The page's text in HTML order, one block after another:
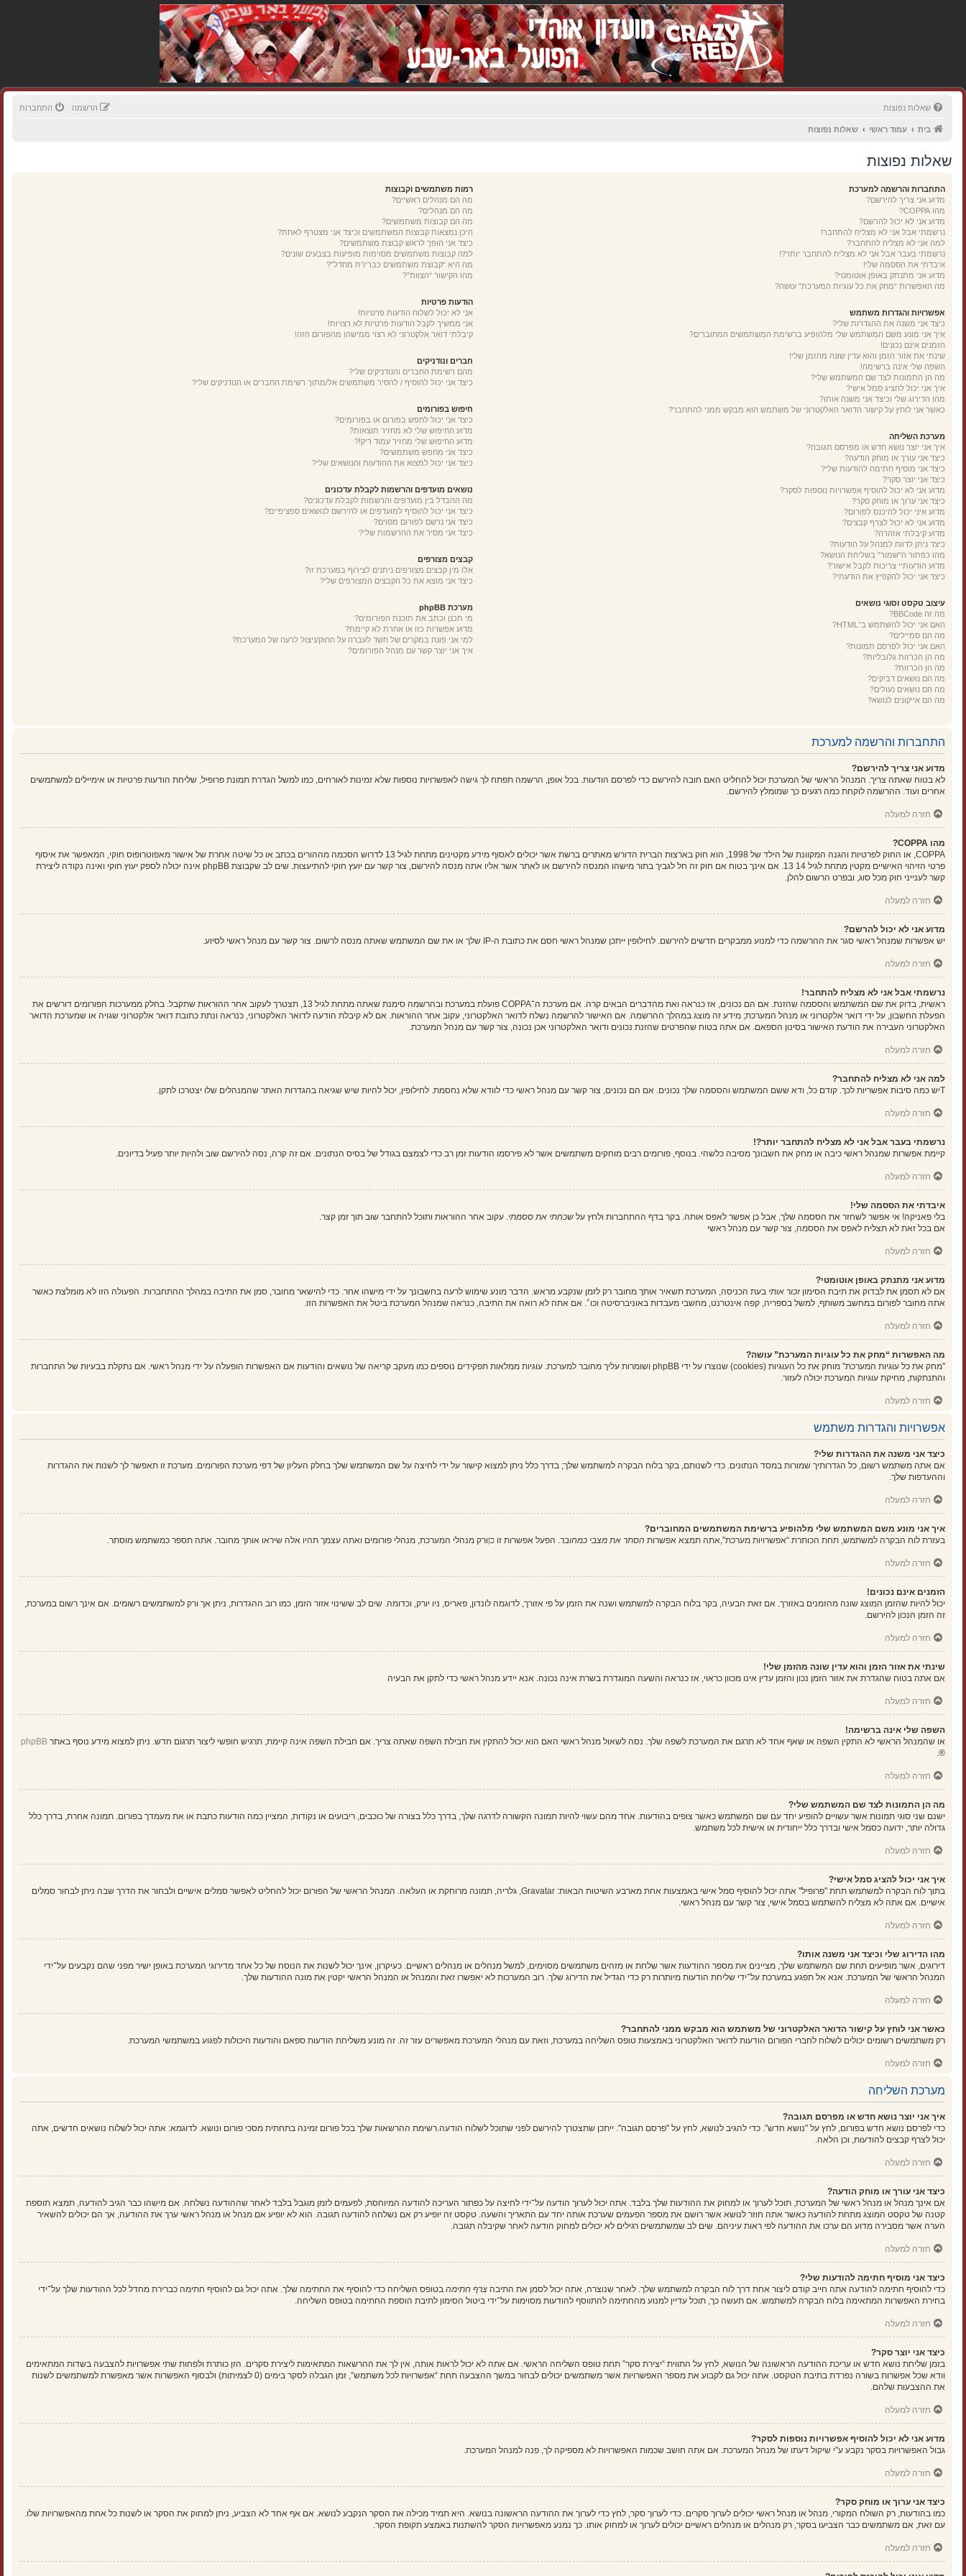
שאלות נפוצות התחברות הרשמה
בית עמוד ראשי שאלות נפוצות
שאלות נפוצות
התחברות והרשמה למערכת
מדוע אני צריך להירשם?
מהו COPPA?
מדוע אני לא יכול להרשם?
נרשמתי אבל אני לא מצליח להתחבר!
למה אני לא מצליח להתחבר?
נרשמתי בעבר אבל אני לא מצליח להתחבר יותר?!
איבדתי את הססמה שלי!
מדוע אני מתנתק באופן אוטומטי?
מה האפשרות “מחק את כל עוגיות המערכת” עושה?
אפשרויות והגדרות משתמש
כיצד אני משנה את ההגדרות שלי?
איך אני מונע משם המשתמש שלי מלהופיע ברשימת המשתמשים המחוברים?
הזמנים אינם נכונים!
שינתי את אזור הזמן והוא עדין שונה מהזמן שלי!
השפה שלי אינה ברשימה!
מה הן התמונות לצד שם המשתמש שלי?
איך אני יכול להציג סמל אישי?
מהו הדירוג שלי וכיצד אני משנה אותו?
כאשר אני לוחץ על קישור הדואר האלקטרוני של משתמש הוא מבקש ממני להתחבר?
מערכת השליחה
איך אני יוצר נושא חדש או מפרסם תגובה?
כיצד אני עורך או מוחק הודעה?
כיצד אני מוסיף חתימה להודעות שלי?
כיצד אני יוצר סקר?
מדוע אני לא יכול להוסיף אפשרויות נוספות לסקר?
כיצד אני ערוך או מוחק סקר?
מדוע איני יכול להיכנס לפורום?
מדוע אני לא יכול לצרף קבצים?
מדוע קיבלתי אזהרה?
כיצד ניתן לדווח למנהל על הודעות?
מהו כפתור ה“שמור” בשליחת הנושא?
מדוע הודעותיי צריכות לקבל אישור?
כיצד אני יכול להקפיץ את הודעתי?
עיצוב טקסט וסוגי נושאים
מה זה BBCode?
האם אני יכול להשתמש ב־HTML?
מה הם סמיילים?
האם אני יכול לפרסם תמונות?
מה הן הכרזות גלובליות?
מה הן הכרזות?
מה הם נושאים דביקים?
מה הם נושאים נעולים?
מה הם אייקונים לנושא?
רמות משתמשים וקבוצות
מה הם מנהלים ראשיים?
מה הם מנהלים?
מה הם קבוצות משתמשים?
היכן נמצאות קבוצות המשתמשים וכיצד אני מצטרף לאחת?
כיצד אני הופך לראש קבוצת משתמשים?
למה קבוצות משתמשים מסוימות מופיעות בצבעים שונים?
מה היא “קבוצת משתמשים כברירת מחדל”?
מהו הקישור “הצוות”?
הודעות פרטיות
אני לא יכול לשלוח הודעות פרטיות!
אני ממשיך לקבל הודעות פרטיות לא רצויות!
קיבלתי דואר אלקטרוני לא רצוי ממישהו מהפורום הזה!
חברים ונודניקים
מהם רשימת החברים והנודניקים שלי?
כיצד אני יכול להוסיף / להסיר משתמשים אל/מתוך רשימת החברים או הנודניקים שלי?
חיפוש בפורומים
כיצד אני יכול לחפש בפורום או בפורומים?
מדוע החיפוש שלי לא מחזיר תוצאות?
מדוע החיפוש שלי מחזיר עמוד ריק!?
כיצד אני מחפש משתמשים?
כיצד אני יכול למצוא את ההודעות והנושאים שלי?
נושאים מועדפים והרשמות לקבלת עדכונים
מה ההבדל בין מועדפים והרשמות לקבלת עדכונים?
כיצד אני יכול להוסיף למועדפים או להירשם לנושאים ספציפיים?
כיצד אני נרשם לפורום מסוים?
כיצד אני מסיר את ההרשמות שלי?
קבצים מצורפים
אלו מין קבצים מצורפים ניתנים לצירוף במערכת זו?
כיצד אני מוצא את כל הקבצים המצורפים שלי?
מערכת phpBB
מי תכנן וכתב את תוכנת הפורומים?
מדוע אפשרות כזו או אחרת לא קיימת?
למי אני פונה במקרים של חשד לעברה על החוק/ניצול לרעה של המערכת?
איך אני יוצר קשר עם מנהל הפורומים?
התחברות והרשמה למערכת
מדוע אני צריך להירשם?
לא בטוח שאתה צריך. המנהל הראשי של המערכת יכול להחליט האם חובה להירשם כדי לפרסם הודעות. בכל אופן, הרשמה תפתח לך גישה לאפשרויות נוספות שלא זמינות לאורחים, כמו למשל הגדרת תמונת פרופיל, שליחת הודעות פרטיות או אימיילים למשתמשים
אחרים ועוד. ההרשמה לוקחת כמה רגעים כך שמומלץ להירשם.
חזרה למעלה
מהו COPPA?
COPPA, או החוק לפרטיות והגנה המקוונת של הילד של 1998, הוא חוק בארצות הברית הדורש מאתרים ברשת אשר יכולים לאסוף מידע מקטינים מתחת לגיל 13 לדרוש הסכמה מההורים בכתב או כל שיטה אחרת של אישור מאפוטרופוס חוקי, המאפשר את איסוף
פרטי הזיהוי האישיים מקטין מתחת לגיל 14 13. אם אינך בטוח אם חוק זה חל לגביך בתור מישהו המנסה להירשם או לאתר אשר אליו אתה מנסה להירשם, צור קשר עם יועץ חוקי להתיעצות. שים לב שקבוצת phpBB אינה יכולה לספק יעוץ חוקי ואינה נקודה ליצירת
קשר לענייני חוק מכל סוג, ובפרט הרשום להלן.
חזרה למעלה
מדוע אני לא יכול להרשם?
יש אפשרות שמנהל ראשי סגר את ההרשמה כדי למנוע ממבקרים חדשים להירשם. לחילופין ייתכן שמנהל ראשי חסם את כתובת ה-IP שלך או את שם המשתמש שאתה מנסה לרשום. צור קשר עם מנהל ראשי לסיוע.
חזרה למעלה
נרשמתי אבל אני לא מצליח להתחבר!
ראשית, בדוק את שם המשתמש והססמה שהזנת. אם הם נכונים, אז כנראה ואת מהדברים הבאים קרה. אם מערכת ה־COPPA פועלת במערכת ובהרשמה סימנת שאתה מתחת לגיל 13, תצטרך לעקוב אחר ההוראות שתקבל. בחלק ממערכות הפורומים דורשים את
הפעלת החשבון, על ידי דואר אלקטרוני או מנהל המערכת; מידע זה מוצג במהלך ההרשמה. אם האישור להרשמה נשלח לדואר האלקטרוני, עקוב אחר ההוראות. אם לא קיבלת הודעה לדואר האלקטרוני, כנראה ונתת כתובת דואר אלקטרוני שגויה או שמערכת הדואר
האלקטרוני העבירה את הודעת האישור בסינון הספאם. אם אתה בטוח שהפרטים שהזנת נכונים ודואר האלקטרוני אכן נכונה, צור קשר עם מנהל המערכת.
חזרה למעלה
למה אני לא מצליח להתחבר?
Tיש כמה סיבות אפשריות לכך. קודם כל, ודא ששם המשתמש והססמה שלך נכונים. אם הם נכונים, צור קשר עם מנהל ראשי כדי לוודא שלא נחסמת. לחילופין, יכול להיות שיש שגיאה בהגדרות האתר שהמנהלים שלו יצטרכו לתקן.
חזרה למעלה
נרשמתי בעבר אבל אני לא מצליח להתחבר יותר?!
קיימת אפשרות שמנהל ראשי כיבה או מחק את חשבונך מסיבה כלשהי. בנוסף, פורומים רבים מוחקים משתמשים אשר לא פירסמו הודעות זמן רב כדי לצמצם בגודל של בסיס הנתונים. אם זה קרה, נסה להירשם שוב ולהיות יותר פעיל בדיונים.
חזרה למעלה
איבדתי את הססמה שלי!
בלי פאניקה! אי אפשר לשחזר את הססמה שלך, אבל כן אפשר לאפס אותה. בקר בדף ההתחברות ולחץ על שכחתי את ססמתי. עקוב אחר ההוראות ותוכל להתחבר שוב תוך זמן קצר.
אם בכל זאת לא תצליח לאפס את הססמה, צור קשר עם מנהל ראשי
חזרה למעלה
מדוע אני מתנתק באופן אוטומטי?
אם לא תסמן את לבדוק את תיבת הסימוןזכור אותי בעת הכניסה, המערכת תשאיר אותך מחובר רק לזמן שנקבע מראש. הדבר מונע שימוש לרעה בחשבונך על ידי מישהו אחר. כדי להישאר מחובר, סמן את התיבה במהלך ההתחברות. הפעולה הזו לא מומלצת כאשר
אתה מחובר לפורום במחשב משותף, למשל בספריה, קפה אינטרנט, מחשבי מעבדות באוניברסיטה וכו׳. אם אתה לא רואה את התיבה, כנראה שמנהל המערכת ביטל את האפשרות הזו.
חזרה למעלה
מה האפשרות “מחק את כל עוגיות המערכת” עושה?
"מחק את כל עוגיות המערכת" מוחק את כל העוגיות (cookies) שנוצרו על ידי phpBB ושומרות עליך מחובר למערכת. עוגיות ממלאות תפקידים נוספים כמו מעקב קריאה של נושאים והודעות אם האפשרות הופעלה על ידי מנהל ראשי. אם נתקלת בבעיות של התחברות
והתנתקות, מחיקת עוגיות המערכת יכולה לעזור.
חזרה למעלה
אפשרויות והגדרות משתמש
כיצד אני משנה את ההגדרות שלי?
אם אתה משתמש רשום, כל הגדרותיך שמורות במסד הנתונים. כדי לשנותם, בקר בלוח הבקרה למשתמש שלך; בדרך כלל ניתן למצוא קישור על ידי לחיצה על שם המשתמש שלך בחלק העליון של דפי מערכת הפורומים. מערכת זו תאפשר לך לשנות את ההגדרות
וההעדפות שלך.
חזרה למעלה
איך אני מונע משם המשתמש שלי מלהופיע ברשימת המשתמשים המחוברים?
בעזרת לוח הבקרה למשתמש, תחת הכותרת “אפשרויות מערכת”,אתה תמצא אפשרות הסתר את מצבי כמחובר. הפעל אפשרות זו כןורק מנהלי המערכת, מנהלי פורומים ואתה עצמך תהיו אלה שיראו אותך מחובר. אתה תספר כמשתמש מוסתר.
חזרה למעלה
הזמנים אינם נכונים!
יכול להיות שהזמן המוצג שונה מהזמנים באזורך. אם זאת הבעיה, בקר בלוח הבקרה למשתמש ושנה את הזמן על פי אזורך, לדוגמה לונדון, פאריס, ניו יורק, וכדומה. שים לב ששינוי אזור הזמן, כמו רוב ההגדרות, ניתן אך ורק למשתמשים רשומים. אם אינך רשום במערכת,
זה הזמן הנכון להירשם.
חזרה למעלה
שינתי את אזור הזמן והוא עדין שונה מהזמן שלי!
אם אתה בטוח שהגדרת את אזור הזמן נכון והזמן עדין אינו מכוון כראוי, אז כנראה והשעה המוגדרת בשרת אינה נכונה. אנא יידע מנהל ראשי כדי לתקן את הבעיה
חזרה למעלה
השפה שלי אינה ברשימה!
או שהמנהל הראשי לא התקין השפה או שאף אחד לא תרגם את המערכת לשפה שלך. נסה לשאול מנהל ראשי האם הוא יכול להתקין את חבילת השפה שאתה צריך. אם חבילת השפה אינה קיימת, תרגיש חופשי ליצור תרגום חדש. ניתן למצוא מידע נוסף באתר phpBB
®.
חזרה למעלה
מה הן התמונות לצד שם המשתמש שלי?
ישנם שני סוגי תמונות אשר עשויים להופיע יחד עם שם המשתמש כאשר צופים בהודעות. אחד מהם עשוי להיות תמונה הקשורה לדרגה שלך, בדרך כלל בצורה של כוכבים, ריבועים או נקודות, המציין כמה הודעות כתבת או את מעמדך בפורום. תמונה אחרת, בדרך כלל
גדולה יותר, ידועה כסמל אישי ובדרך כלל ייחודית או אישית לכל משתמש.
חזרה למעלה
איך אני יכול להציג סמל אישי?
בתוך לוח הבקרה למשתמש תחת "פרופיל" אתה יכול להוסיף סמל אישי באמצעות אחת מארבע השיטות הבאות: Gravatar, גלריה, תמונה מרוחקת או העלאה. המנהל הראשי של הפורום יכול להחליט לאפשר סמלים אישיים ולבחור את הדרך שבה ניתן לבחור סמלים
אישיים. אם אתה לא מצליח להשתמש בסמל אישי, צור קשר עם מנהל ראשי.
חזרה למעלה
מהו הדירוג שלי וכיצד אני משנה אותו?
דירוגים, אשר מופיעים תחת שם המשתמש שלך, מציינים את מספר ההודעות אשר שלחת או מזהים משתמשים מסוימים, למשל מנהלים או מנהלים ראשיים. כעיקרון, אינך יכול לשנות את הנוסח של כל אחד מדירוגי המערכת באופן ישיר מפני שהם נקבעים על־ידי
המנהל הראשי של המערכת. אנא אל תפגע במערכת על־ידי שליחת הודעות מיותרות רק כדי הגדיל את הדירוג שלך. רוב המערכות לא יאפשרו זאת והמנהל או המנהל הראשי יקטין את מונה ההודעות שלך.
חזרה למעלה
כאשר אני לוחץ על קישור הדואר האלקטרוני של משתמש הוא מבקש ממני להתחבר?
רק משתמשים רשומים יכולים לשלוח לחברי הפורום הודעות לדואר האלקטרוני באמצעות טופס השליחה במערכת, וזאת עם מנהלי המערכת מאפשרים עזר זה. זה מונע משליחת הודעות ספאם והודעות היכולות לפגוע במשתמשי המערכת.
חזרה למעלה
מערכת השליחה
איך אני יוצר נושא חדש או מפרסם תגובה?
כדי לפרסם נושא חדש בפורום, לחץ על "נושא חדש". כדי להגיב לנושא, לחץ על "פרסם תגובה". ייתכן שתצטרך להירשם לפני שתוכל לשלוח הודעה.רשימת ההרשאות שלך בכל פורום זמינה בתחתית מסכי פורום ונושא. לדוגמא: אתה יכול לשלוח נושאים חדשים, אתה
יכול לצרף קבצים להודעות, וכן הלאה.
חזרה למעלה
כיצד אני עורך או מוחק הודעה?
אם אינך מנהל או מנהל ראשי של המערכת, תוכל לערוך או למחוק את ההודעות שלך בלבד. אתה יכול לערוך הודעה על־ידי לחיצה על כפתור העריכה להודעה המיוחסת, לפעמים לזמן מוגבל בלבד לאחר שההודעה נשלחה. אם מישהו כבר הגיב להודעה, תמצא תוספת
קטנה של טקסט המוצג מתחת להודעה כאשר אתה חוזר לנושא אשר רושם את מספר הפעמים שערכת אותה יחד עם התאריך והשעה. טקסט זה יופיע רק אם נשלחה להודעה תגובה. הוא לא יופיע אם מנהל או מנהל ראשי ערך את ההודעה, אך הם יכולים להשאיר
הערה אשר מסבירה מדוע הם ערכו את ההודעה לפי ראות עיניהם. שים לב שמשתמשים רגילים לא יכולים למחוק הודעה לאחר שקיבלה תגובה.
חזרה למעלה
כיצד אני מוסיף חתימה להודעות שלי?
כדי להוסיף חתימה להודעה אתה חייב קודם ליצור אחת דרך לוח הבקרה למשתמש שלך. לאחר שנוצרה, אתה יכול לסמן את התיבה צרף חתימה בטופס השליחה כדי להוסיף את החתימה שלך. אתה יכול גם להוסיף חתימה כברירת מחדל לכל ההודעות שלך על־ידי
בחירת האפשרות המתאימה בלוח הבקרה למשתמש. אם תעשה כך, תוכל עדיין למנוע מהחתימה להתווסף להודעות מסוימות על־ידי ביטול הסימון לתיבת הוספת החתימה בטופס השליחה.
חזרה למעלה
כיצד אני יוצר סקר?
בזמן שליחת נושא חדש או עריכת ההודעה הראשונה של הנושא, לחץ על התווית “יצירת סקר” תחת טופס השליחה הראשי. אם אתה לא יכול לראות אותה, אין לך את ההרשאות המתאימות ליצירת סקרים. הזן כותרת ולפחות שתי אפשרויות להצבעה בשדות המתאימים
וודא שכל אפשרות בשורה נפרדת בתיבת הטקסט. אתה יכול גם לקבוע את מספר האפשרויות אשר משתמשים יכולים לבחור במשך ההצבעה תחת “אפשרויות לכל משתמש”, זמן הגבלה לסקר בימים (0 לצמיתות) ולבסוף האפשרות אשר מאפשרת למשתמשים לשנות
את ההצבעות שלהם.
חזרה למעלה
מדוע אני לא יכול להוסיף אפשרויות נוספות לסקר?
גבול האפשרויות בסקר נקבע ע"י שיקול דעתו של מנהל המערכת. אם אתה חושב שכמות האפשרויות לא מספיקה לך, פנה למנהל המערכת.
חזרה למעלה
כיצד אני ערוך או מוחק סקר?
כמו בהודעות, רק השולח המקורי, מנהל או מנהל ראשי יכולים לערוך סקרים. כדי לערוך סקר, לחץ כדי לערוך את ההודעה הראשונה בנושא. היא תמיד מכילה את הסקר הנקבע לנושא. אם אף אחד לא הצביע, ניתן למחוק את הסקר או לשנות כל אחת מהאפשרויות שלו.
עם זאת, אם משתמשים כבר הצביעו בסקר, רק מנהלים או מנהלים ראשיים יכולים לערוך או למחוק אותו. כך נמנע מאפשרויות הסקר להשתנות באמצע תקופת הסקר.
חזרה למעלה